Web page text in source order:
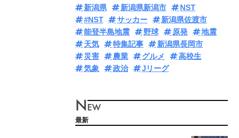
新潟県 新潟県新潟市
NST
#NST
サッカー
新潟県佐渡市
能登半島地震
野球 原発
地震
天気
特集記事
新潟県長岡市
災害
農業 グルメ
高校生
気象
政治 Jリーグ
最新